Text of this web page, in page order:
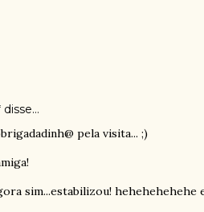
disse…
pela visita... ;)
sim...estabilizou! hehehehehehe